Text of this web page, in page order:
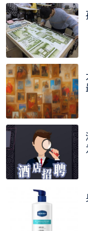
了一种出镜率很高
树。当然了，这些